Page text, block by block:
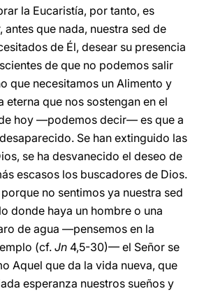
la Eucaristía, por tanto, es
que nada, nuestra sed de
de Él, desear su presencia
de que no podemos salir
que necesitamos un Alimento y
eterna que nos sostengan en el
hoy ―podemos decir― es que a
Se han extinguido las
se ha desvanecido el deseo de
escasos los buscadores de Dios.
no sentimos ya nuestra sed
donde haya un hombre o una
de agua —pensemos en la
(cf. Jn 4,5-30)— el Señor se
Aquel que da la vida nueva, que
esperanza nuestros sueños y